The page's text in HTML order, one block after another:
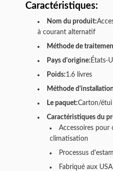
Caractéristiques:
Nom du produit:
à courant alternatif
Méthode de
Pays d'origine: États-
Poids:1.6 livres
Méthode
Le paquet:Carton/
Caractéristiques du
Accessoires pour
climatisation
Processus
Fabriqué aux USA